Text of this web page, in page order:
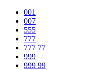
001
007
555
777
777 77
999
999 99